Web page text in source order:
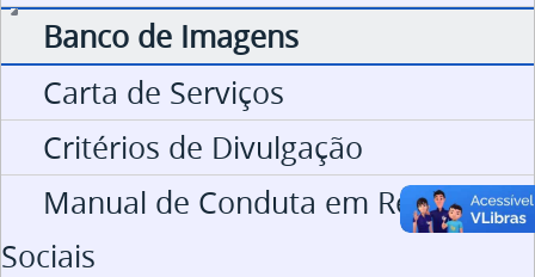
Banco de Imagens
Carta de Serviços
Critérios de Divulgação
Manual de Conduta em Redes
Sociais